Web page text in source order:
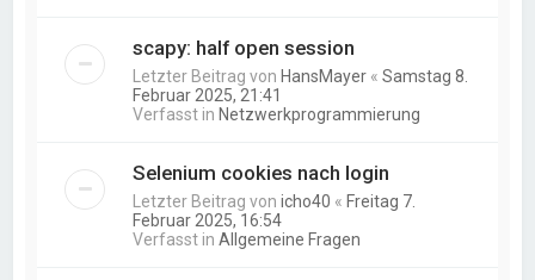
scapy: half open session
Letzter Beitrag von HansMayer «Samstag 8.
Februar 2025, 21:41
Verfasst in Netzwerkprogrammierung
Selenium cookies nach login
Letzter Beitrag vonicho40 « Freitag 7.
Februar 2025, 16:54
Verfasst inAllgemeine Fragen